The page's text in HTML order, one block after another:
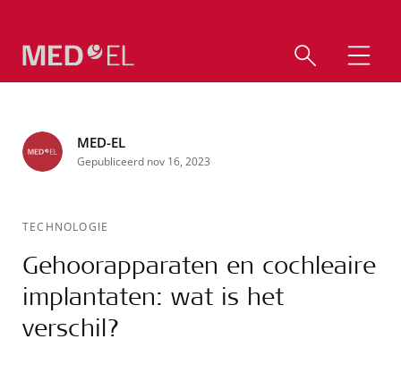
MED-EL
Gepubliceerd nov 16, 2023
TECHNOLOGIE
Gehoorapparaten en cochleaire
implantaten: wat is het
verschil?